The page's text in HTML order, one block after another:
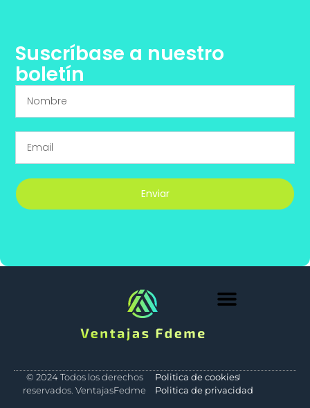
Suscríbase a nuestro
boletín
Enviar
© 2024 Todos los derechos
reservados. VentajasFedme
Politica de cookies
Politica de privacidad